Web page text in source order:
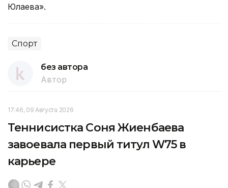
Юлаева».
Спорт
без автора
Автор
17:46, 09 Августа 2026
Теннисистка Соня Жиенбаева
завоевала первый титул W75 в
карьере